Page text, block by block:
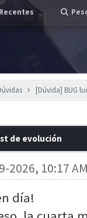
Recentes
[Dúvida] BUG
de evolución
2026, 10:17
día!